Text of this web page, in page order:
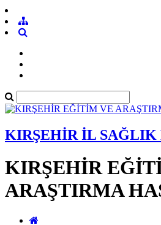
KIRŞEHİR İL SAĞLIK
KIRŞEHİR
ARAŞTIRMA